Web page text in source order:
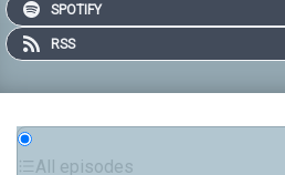
SPOTIFY
RSS
All episodes